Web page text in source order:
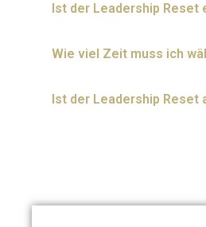
Ist der Leadership
Wie viel Zeit muss ich
Ist der Leadership